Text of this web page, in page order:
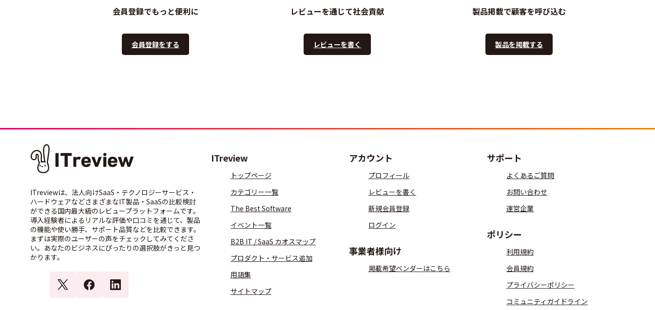
会員登録でもっと便利に
会員登録をする
レビューを通じて社会貢献
レビューを書く
製品掲載で顧客を呼び込む
製品を掲載する
ITreviewは、法人向けSaaS・テクノロジーサービス・
ハードウェアなどさまざまなIT製品・SaaSの比較検討
ができる国内最大級のレビュープラットフォームです。
導入経験者によるリアルな評価や口コミを通じて、製品
の機能や使い勝手、サポート品質などを比較できます。
まずは実際のユーザーの声をチェックしてみてくださ
い。あなたのビジネスにぴったりの選択肢がきっと見つ
かります。
ITreview
トップページ
カテゴリー一覧
The Best Software
イベント一覧
B2B IT / SaaS カオスマップ
プロダクト・サービス追加
用語集
サイトマップ
アカウント
プロフィール
レビューを書く
新規会員登録
ログイン
事業者様向け
掲載希望ベンダーはこちら
サポート
よくあるご質問
お問い合わせ
運営企業
ポリシー
利用規約
会員規約
プライバシーポリシー
コミュニティガイドライン